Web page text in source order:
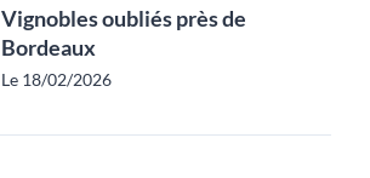
Vignobles oubliés près de
Bordeaux
Le 18/02/2026